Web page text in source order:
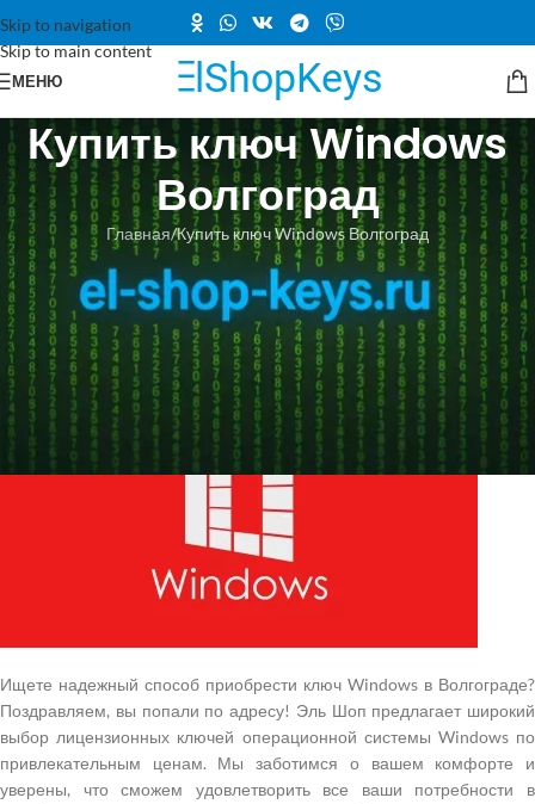
Skip to navigation
Skip to main content
МЕНЮ
Купить ключ Windows
Волгоград
Главная Купить ключ Windows Волгоград
Купить ключ Windows Волгоград:
надежный сервис Эль Шоп
Ищете надежный способ приобрести ключ Windows в Волгограде?
Поздравляем, вы попали по адресу! Эль Шоп предлагает широкий
выбор лицензионных ключей операционной системы Windows по
привлекательным ценам. Мы заботимся о вашем комфорте и
уверены, что сможем удовлетворить все ваши потребности в